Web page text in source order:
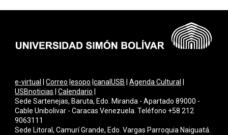
e-virtual |Correo |esopo |canalUSB |Agenda Cultural
USBnoticias |Calendario
Sede Sartenejas, Baruta, Edo. Miranda - Apartado 89000 -
Cable Unibolivar - Caracas Venezuela. Teléfono +58 212
9063111
Sede Litoral, Camurí Grande, Edo. Vargas Parroquia Naiguatá.